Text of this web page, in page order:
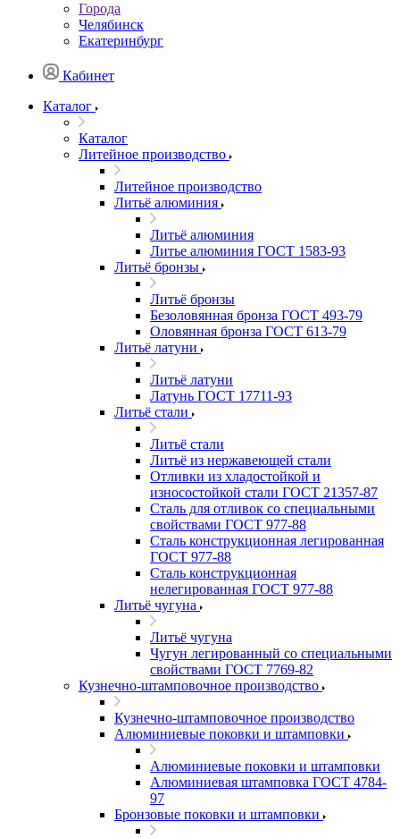
Города
Челябинск
Екатеринбург
Кабинет
Каталог
Каталог
Литейное производство
Литейное производство
Литьё алюминия
Литьё алюминия
Литье алюминия ГОСТ 1583-93
Литьё бронзы
Литьё бронзы
Безоловянная бронза ГОСТ 493-79
Оловянная бронза ГОСТ 613-79
Литьё латуни
Литьё латуни
Латунь ГОСТ 17711-93
Литьё стали
Литьё стали
Литьё из нержавеющей стали
Отливки из хладостойкой и
износостойкой стали ГОСТ 21357-87
Сталь для отливок со специальными
свойствами ГОСТ 977-88
Сталь конструкционная легированная
ГОСТ 977-88
Сталь конструкционная
нелегированная ГОСТ 977-88
Литьё чугуна
Литьё чугуна
Чугун легированный со специальными
свойствами ГОСТ 7769-82
Кузнечно-штамповочное производство
Кузнечно-штамповочное производство
Алюминиевые поковки и штамповки
Алюминиевые поковки и штамповки
Алюминиевая штамповка ГОСТ 4784-
97
Бронзовые поковки и штамповки